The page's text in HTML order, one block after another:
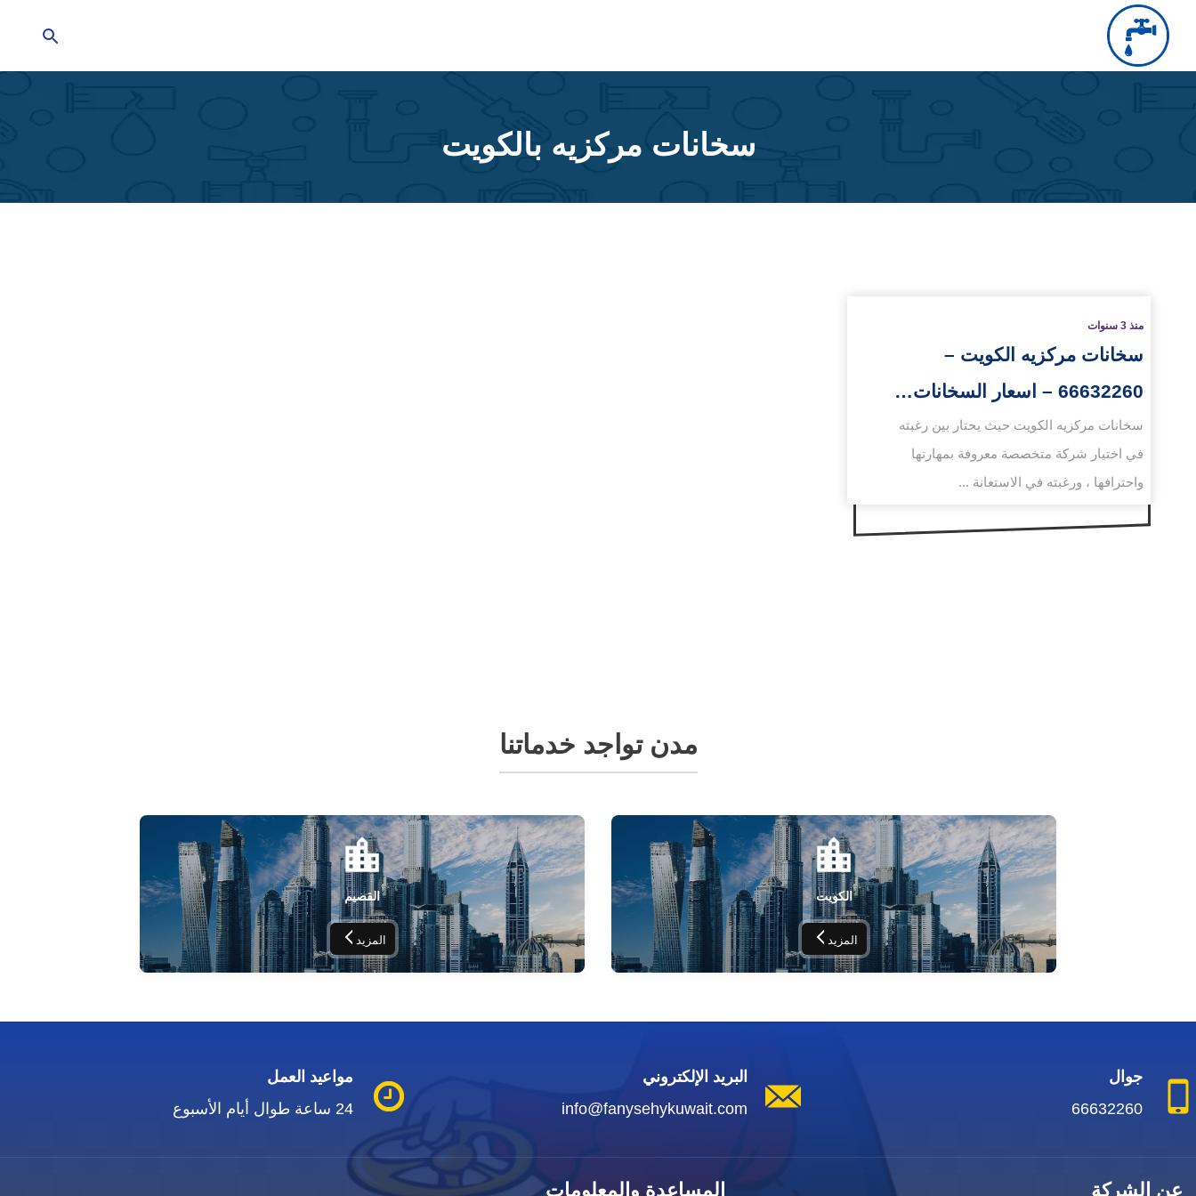
التجاوز
عن
سخانات مركزيه بالكويت
منذ 3 سنوات
سخانات مركزيه الكويت –
66632260 – اسعار السخانات…
سخانات مركزيه الكويت حيث يحتار بين رغبته
في اختيار شركة متخصصة معروفة بمهارتها
واحترافها ، ورغبته في الاستعانة ...
مدن تواجد خدماتنا
الكويت
المزيد
القصيم
المزيد
جوال
66632260
البريد الإلكتروني
info@fanysehykuwait.com
مواعيد العمل
24 ساعة طوال أيام الأسبوع
عن الشركة المساعدة والمعلومات